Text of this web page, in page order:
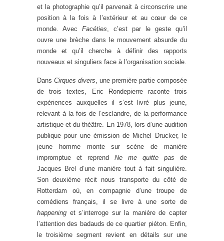
et la photographie qu’il parvenait à circonscrire une
position à la fois à l’extérieur et au cœur de ce
monde. Avec Facéties , c’est par le geste qu’il
ouvre une brèche dans le mouvement absurde du
monde et qu’il cherche à définir des rapports
nouveaux et singuliers face à l’organisation sociale.
Dans Cirques divers , une première partie composée
de trois textes, Eric Rondepierre raconte trois
expériences auxquelles il s’est livré plus jeune,
relevant à la fois de l’esclandre, de la performance
artistique et du théâtre. En 1978, lors d’une audition
publique pour une émission de Michel Drucker, le
jeune homme monte sur scène de manière
impromptue et reprend Ne me quitte pas de
Jacques Brel d’une manière tout à fait singulière.
Son deuxième récit nous transporte du côté de
Rotterdam où, en compagnie d’une troupe de
comédiens français, il se livre à une sorte de
happening et s’interroge sur la manière de capter
l’attention des badauds de ce quartier piéton. Enfin,
le troisième segment revient en détails sur une